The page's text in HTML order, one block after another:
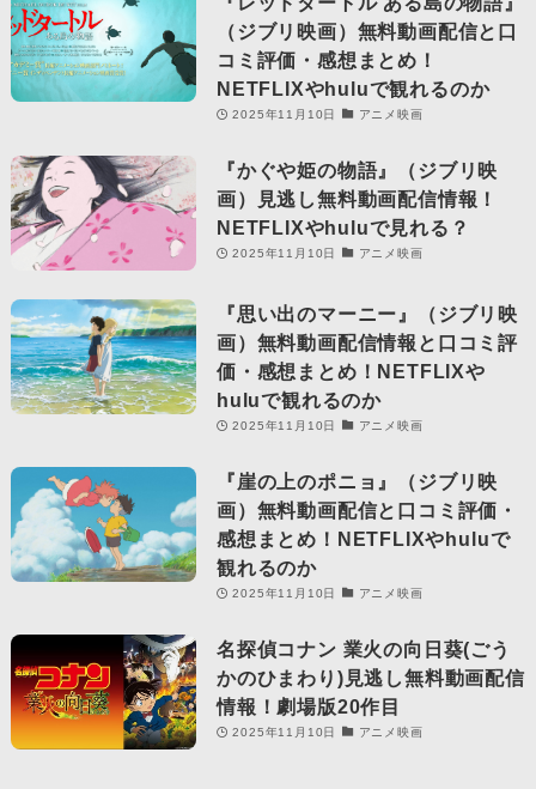
（ジブリ映画）無料動画配信と口
コミ評価・感想まとめ！
NETFLIXやhuluで観れるのか
2025年11月10日 アニメ映画
『かぐや姫の物語』（ジブリ映
画）見逃し無料動画配信情報！
NETFLIXやhuluで見れる？
2025年11月10日 アニメ映画
『思い出のマーニー』（ジブリ映
画）無料動画配信情報と口コミ評
価・感想まとめ！NETFLIXや
huluで観れるのか
2025年11月10日 アニメ映画
『崖の上のポニョ』（ジブリ映
画）無料動画配信と口コミ評価・
感想まとめ！NETFLIXやhuluで
観れるのか
2025年11月10日 アニメ映画
名探偵コナン 業火の向日葵(ごう
かのひまわり)見逃し無料動画配信
情報！劇場版20作目
2025年11月10日 アニメ映画